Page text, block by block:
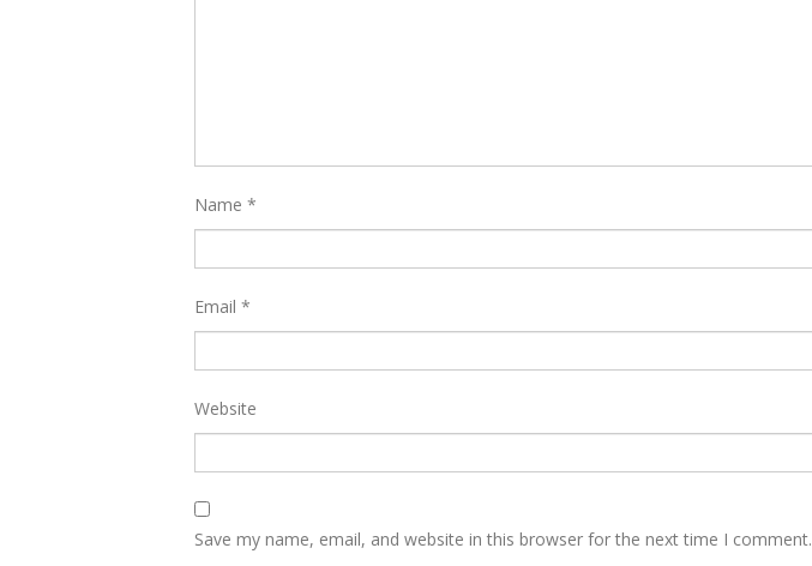
Name *
Email *
Website
Save my name, email, and website in this browser for the next time I comment.